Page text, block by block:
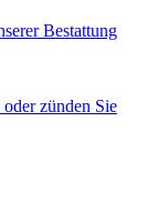
Bestattung
zünden Sie